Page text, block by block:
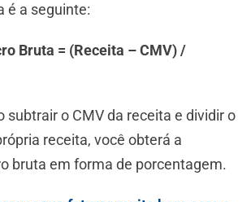
é a seguinte:
Bruta = (Receita – CMV) /
subtrair o CMV da receita e dividir o
receita, você obterá a
bruta em forma de porcentagem.